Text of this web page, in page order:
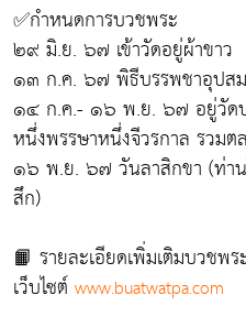
✅กำหนดการบวชพระ
๒๙ มิ.ย. ๖๗ เข้าวัดอยู่ผ้าขาว
๑๓ ก.ค. ๖๗ พิธีบรรพชาอุปส
๑๔ ก.ค.- ๑๖ พ.ย. ๖๗ อยู่วัดป
หนึ่งพรรษาหนึ่งจีวรกาล รวม
๑๖ พ.ย. ๖๗ วันลาสิกขา (ท่า
สึก)
📙 รายละเอียดเพิ่มเติมบวชพร
เว็บไซต์ www.buatwatpa.com